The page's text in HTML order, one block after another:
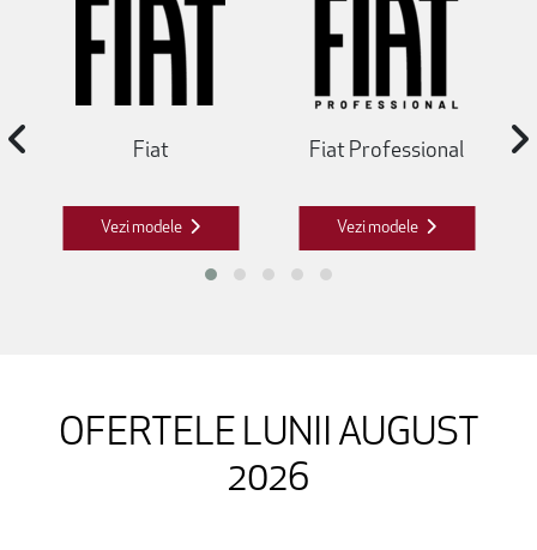
Fiat
Vezi modele
Fiat Professional
Vezi modele
OFERTELE LUNII AUGUST
2026